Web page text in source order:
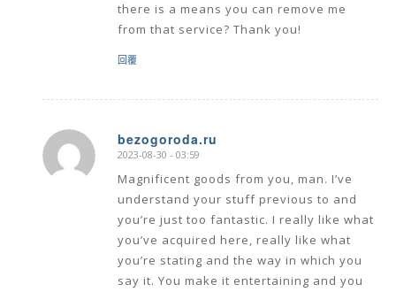
there is a means you can remove me
from that service? Thank you!
回覆
bezogoroda.ru
says:
2023-08-30 - 03:59
Magnificent goods from you, man. I’ve
understand your stuff previous to and
you’re just too fantastic. I really like what
you’ve acquired here, really like what
you’re stating and the way in which you
say it. You make it entertaining and you